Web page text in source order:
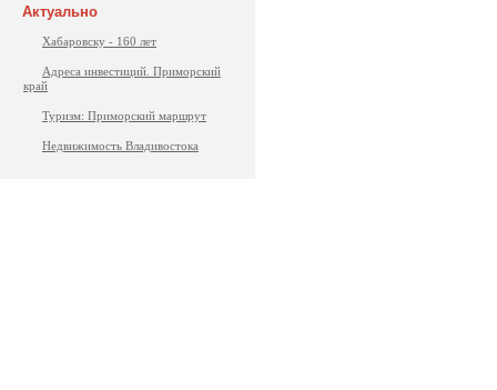
Актуально
Хабаровску - 160 лет
Адреса инвестиций. Приморский
край
Туризм: Приморский маршрут
Недвижимость Владивостока